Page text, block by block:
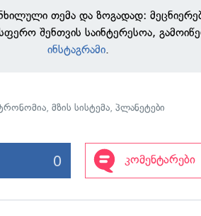
თემა და ზოგადად:
შენთვის საინტერესოა,
ინსტაგრამი.
,მზის სისტემა,პლანეტები
0 კომენტარები